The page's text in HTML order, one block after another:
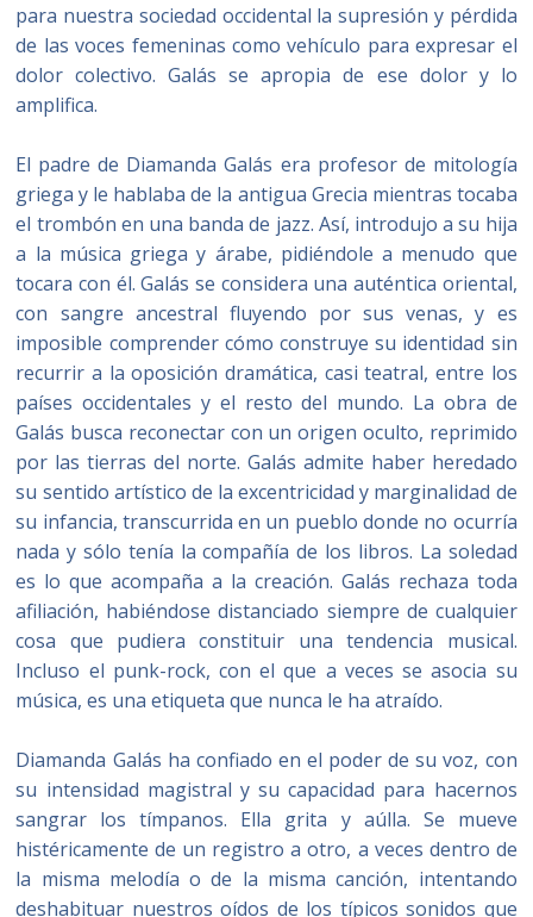
para nuestra sociedad occidental la supresión y pérdida
de las voces femeninas como vehículo para expresar el
dolor colectivo. Galás se apropia de ese dolor y lo
amplifica.
El padre de Diamanda Galás era profesor de mitología
griega y le hablaba de la antigua Grecia mientras tocaba
el trombón en una banda de jazz. Así, introdujo a su hija
a la música griega y árabe, pidiéndole a menudo que
tocara con él. Galás se considera una auténtica oriental,
con sangre ancestral fluyendo por sus venas, y es
imposible comprender cómo construye su identidad sin
recurrir a la oposición dramática, casi teatral, entre los
países occidentales y el resto del mundo. La obra de
Galás busca reconectar con un origen oculto, reprimido
por las tierras del norte. Galás admite haber heredado
su sentido artístico de la excentricidad y marginalidad de
su infancia, transcurrida en un pueblo donde no ocurría
nada y sólo tenía la compañía de los libros. La soledad
es lo que acompaña a la creación. Galás rechaza toda
afiliación, habiéndose distanciado siempre de cualquier
cosa que pudiera constituir una tendencia musical.
Incluso el punk-rock, con el que a veces se asocia su
música, es una etiqueta que nunca le ha atraído.
Diamanda Galás ha confiado en el poder de su voz, con
su intensidad magistral y su capacidad para hacernos
sangrar los tímpanos. Ella grita y aúlla. Se mueve
histéricamente de un registro a otro, a veces dentro de
la misma melodía o de la misma canción, intentando
deshabituar nuestros oídos de los típicos sonidos que